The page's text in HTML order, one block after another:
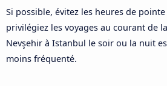
Si possible, évitez les heures de
privilégiez les voyages au courant de
Nevşehir à Istanbul le soir ou la nuit
moins fréquenté.